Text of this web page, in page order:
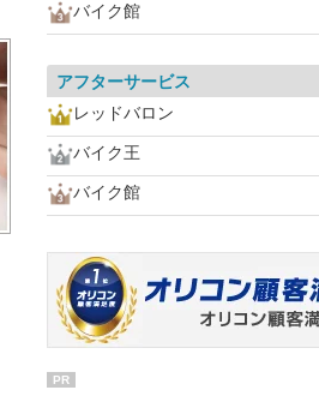
バイク館
アフターサービス
レッドバロン
バイク王
バイク館
PR